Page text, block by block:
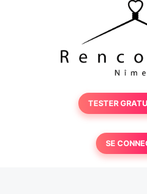
TESTER
SE